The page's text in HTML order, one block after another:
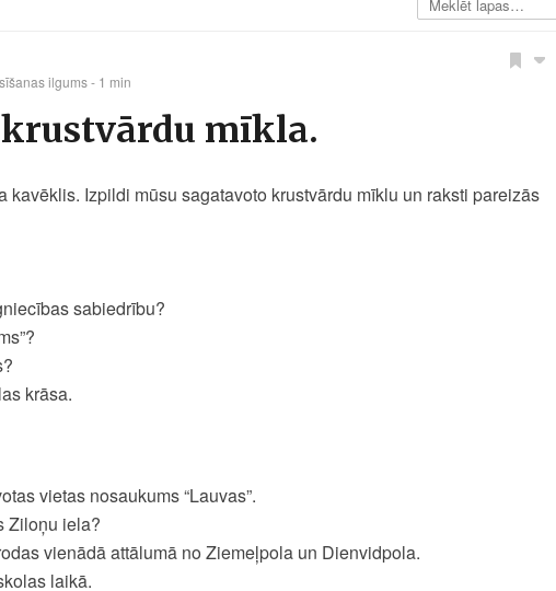
ilgums - 1 min
mīkla.
kavēklis. Izpildi mūsu sagatavoto krustvārdu mīklu un raksti pareizās
sabiedrību?
krāsa.
vietas nosaukums “Lauvas”.
Ziloņu iela?
vienādā attālumā no Ziemeļpola un Dienvidpola.
laikā.